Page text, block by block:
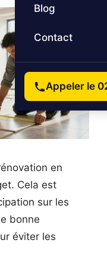
Blog
Contact
Appeler le
en
Cela est
sur les
bonne
éviter les